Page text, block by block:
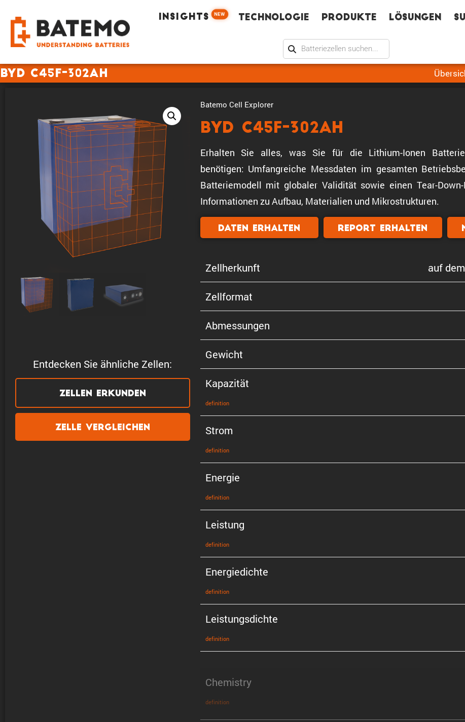
INSIGHTS NEW Technologie Produkte Lösungen
BYD C45F-302Ah
Entdecken Sie ähnliche Zellen:
Zellen erkunden
Zelle vergleichen
Batemo Cell Explorer
BYD C45F-302Ah
Erhalten Sie alles, was Sie für die Lithium-Ionen
benötigen: Umfangreiche Messdaten im gesamten
Batteriemodell mit globaler Validität sowie einen Tear-
Informationen zu Aufbau, Materialien und Mikrostrukturen.
Daten erhalten Report erhalten
Zellher­kunft auf
Zellformat
Abmes­sungen
Gewicht
Kapazität
defini­tion
Strom
defini­tion
Energie
defini­tion
Leistung
defini­tion
Energie­dichte
defini­tion
Leistungs­dichte
defini­tion
Chemistry
definition